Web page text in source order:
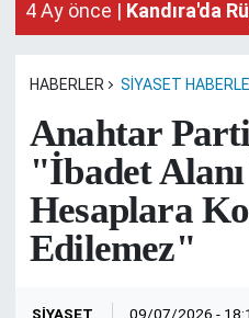
4 Ay önce | Kandıra'da
HABERLER SİYASET
Anahtar
"İbadet
Hesaplara
Edilemez"
SİYASET 09/07/2026 -
SİYASET
SPOR
TEKNOLOJİ
SAĞLIK
DÜNYA
İSLAM